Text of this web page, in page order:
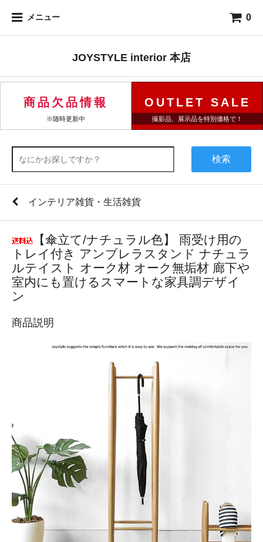
メニュー 0
JOYSTYLE interior 本店
商品欠品情報
※随時更新中
OUTLET SALE
撮影品、展示品を特別価格で！
検索
インテリア雑貨・生活雑貨
【傘立て/ナチュラル色】 雨受け用の
トレイ付き アンブレラスタンド ナチュラ
ルテイスト オーク材 オーク無垢材 廊下や
室内にも置けるスマートな家具調デザイ
ン
商品説明